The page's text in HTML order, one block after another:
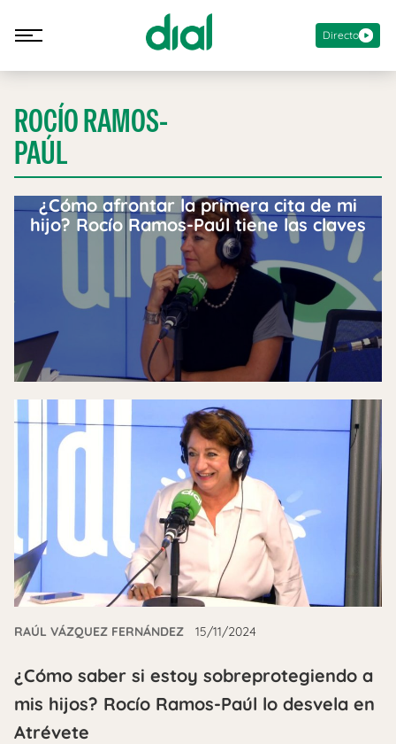
Directo
ROCÍO RAMOS-
PAÚL
¿Cómo afrontar la primera cita de mi
hijo? Rocío Ramos-Paúl tiene las claves
RAÚL VÁZQUEZ FERNÁNDEZ 15/11/2024
¿Cómo saber si estoy sobreprotegiendo a
mis hijos? Rocío Ramos-Paúl lo desvela en
Atrévete